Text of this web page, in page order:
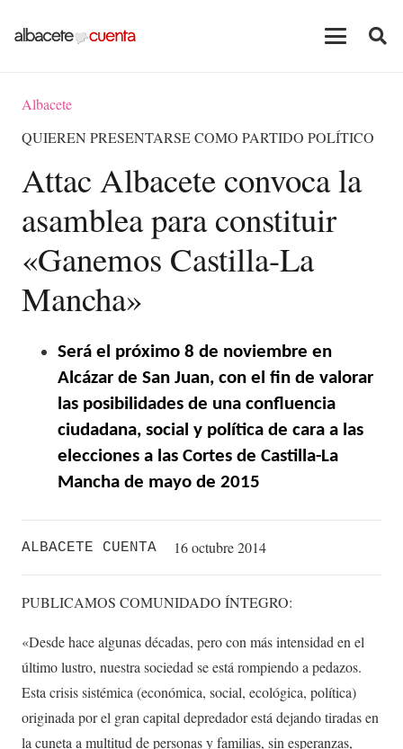
Albacete
QUIEREN PRESENTARSE COMO PARTIDO POLÍTICO
Attac Albacete convoca la
asamblea para constituir
«Ganemos Castilla-La
Mancha»
Será el próximo 8 de noviembre en
Alcázar de San Juan, con el fin de valorar
las posibilidades de una confluencia
ciudadana, social y política de cara a las
elecciones a las Cortes de Castilla-La
Mancha de mayo de 2015
ALBACETE CUENTA 16 octubre 2014
PUBLICAMOS COMUNIDADO ÍNTEGRO:
«Desde hace algunas décadas, pero con más intensidad en el
último lustro, nuestra sociedad se está rompiendo a pedazos.
Esta crisis sistémica (económica, social, ecológica, política)
originada por el gran capital depredador está dejando tiradas en
la cuneta a multitud de personas y familias, sin esperanzas,